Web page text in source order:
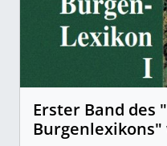
Erster Band des